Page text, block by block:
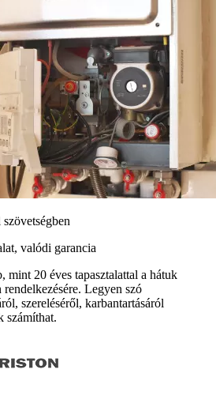
valódi garancia
mint 20 éves tapasztalattal a hátuk
Legyen szó
szereléséről, karbantartásáról
számíthat.